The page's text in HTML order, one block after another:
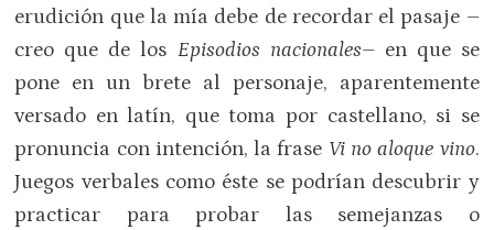
erudición que la mía debe de recordar el pasaje –
creo que de los Episodios nacionales–en que se
pone en un brete al personaje, aparentemente
versado en latín, que toma por castellano, si se
pronuncia con intención, la frase Vi no aloque vino.
Juegos verbales como éste se podrían descubrir y
practicar para probar las semejanzas o